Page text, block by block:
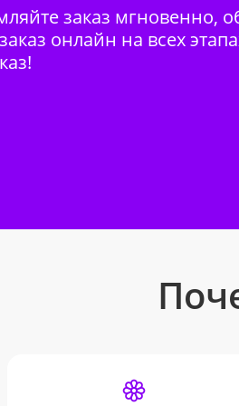
заказ мгновенно,
онлайн на всех